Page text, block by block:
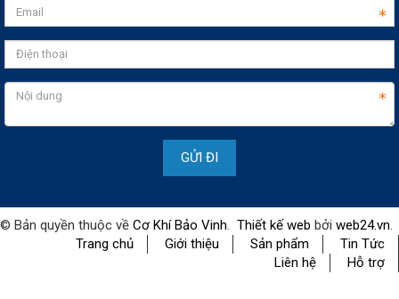
© Bản quyền thuộc về Cơ Khí Bảo Vinh. Thiết kế web bởi web24.vn.
Trang chủ
Giới thiệu Sản phẩm
Tin Tức
Liên hệ
Hỗ trợ